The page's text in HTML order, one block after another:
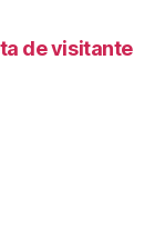
de visitante